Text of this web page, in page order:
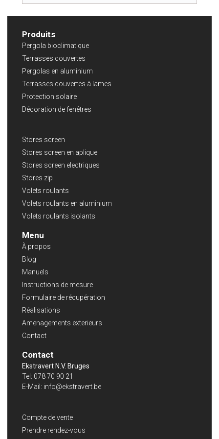
Produits
Pergola bioclimatique
Terrasses couvertes
Pergolas en aluminium
Terrasses couvertes à lames
Protection solaire
Décoration de fenêtres
Stores screen
Stores screen en aplique
Stores screen electriques
Stores zip
Volets roulants
Volets roulants en aluminium
Volets roulants isolants
Menu
À propos
Blog
Manuels
Instructions de mesure
Formulaire de récupération
Réalisations
Amenagements exterieurs
Contact
Contact
Ekstravert N.V. Bruges
Tel: 078 70 90 21
E-Mail: info@ekstravert.be
Compte de vente
Prendre rendez-vous